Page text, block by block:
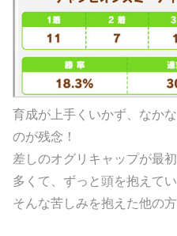
育成が上手くいかず、なか
のが残念！
差しのオグリキャップが最
多くて、ずっと頭を抱えてい
そんな苦しみを抱えた他の